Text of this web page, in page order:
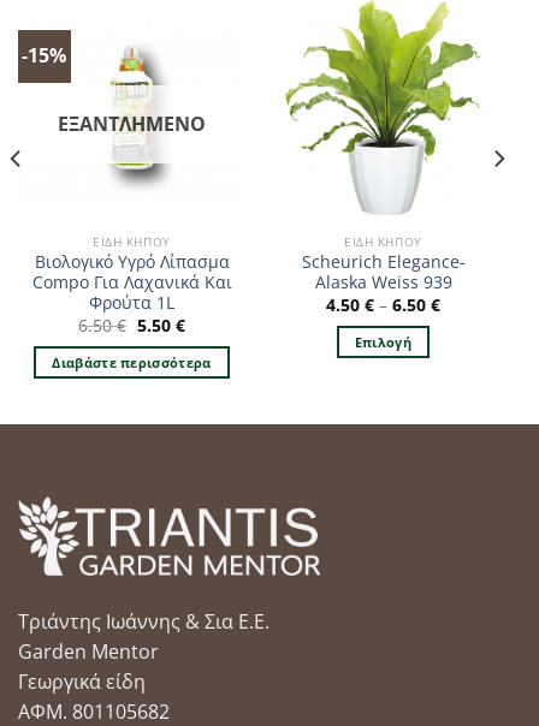
-15%
ΕΞΑΝΤΛΗΜΈΝΟ
ΕΊΔΗ ΚΉΠΟΥ
Βιολογικό Υγρό Λίπασμα
Compo Για Λαχανικά Και
Φρούτα 1L
6.50€ Original
price
was:
6.50 €.
5.50 €Η
τρέχουσα
τιμή
είναι:
5.50 €.
Διαβάστε περισσότερα
ΕΊΔΗ ΚΉΠΟΥ
Scheurich Elegance-
Alaska Weiss 939
4.50 € – 6.50 €
Επιλογή
προϊόν
Τριάντης Ιωάννης & Σια Ε.Ε.
Garden Mentor
Γεωργικά είδη
ΑΦΜ. 801105682